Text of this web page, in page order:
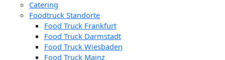
Catering
Foodtruck Standorte
Food Truck Frankfurt
Food Truck Darmstadt
Food Truck Wiesbaden
Food Truck Mainz